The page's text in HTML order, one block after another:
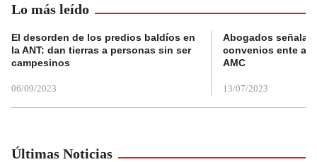
Lo más leído
El desorden de los predios baldíos en
la ANT: dan tierras a personas sin ser
campesinos
06/09/2023
Abogados
convenios ente
AMC
13/07/2023
Últimas Noticias